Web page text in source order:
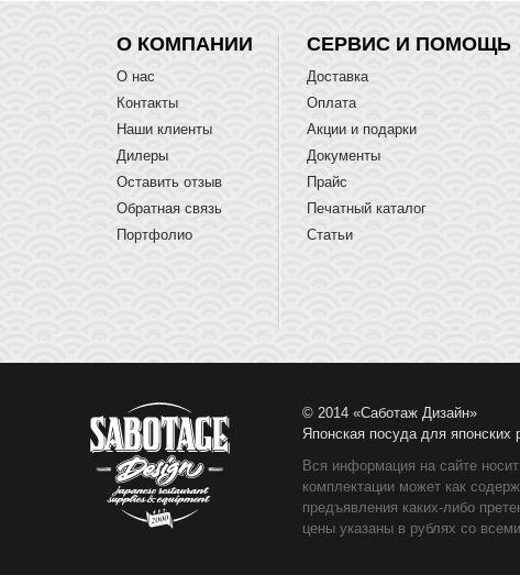
О КОМПАНИИ
О нас
Контакты
Наши клиенты
Дилеры
Оставить отзыв
Обратная связь
Портфолио
СЕРВИС И ПОМОЩЬ
Доставка
Оплата
Акции и подарки
Документы
Прайс
Печатный каталог
Статьи
© 2014 «Саботаж Дизайн»
Японская посуда для
Вся информация на сайте
комплектации может как
предъявления каких-либо
цены указаны в рублях со